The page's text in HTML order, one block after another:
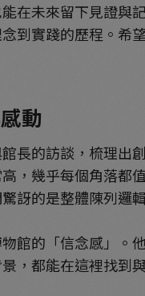
在未來留下見證與
到實踐的歷程。希
動
長的訪談，梳理出
，幾乎每個角落都值
訝的是整體陳列邏
館的「信念感」。
，都能在這裡找到